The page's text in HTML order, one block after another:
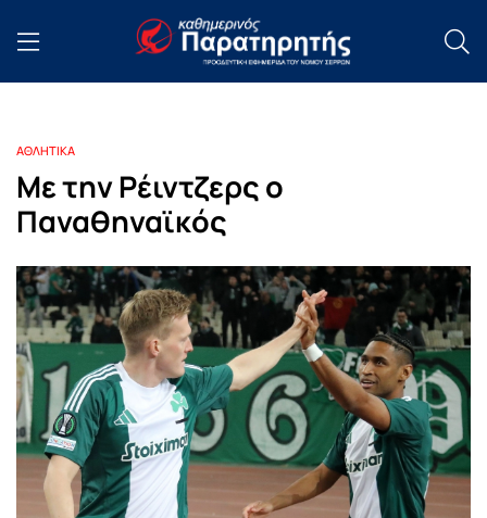
ΑΘΛΗΤΙΚΑ
Με την Ρέιντζερς ο
Παναθηναϊκός